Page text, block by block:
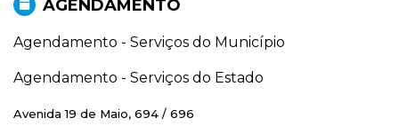
AGENDAMENTO
Agendamento - Serviços do Município
Agendamento - Serviços do Estado
Avenida 19 de Maio, 694 / 696